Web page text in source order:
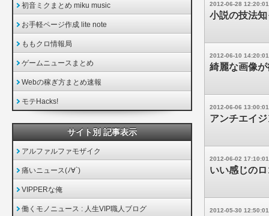
2012-06-28 12:20:01
小説の技法
2012-06-10 14:20:01
綺麗な画像
2012-06-06 13:00:01
アンチエイ
2012-06-02 17:10:01
いい感じの
2012-05-30 12:50:01
初音ミクまとめ miku music
お手軽ページ作成 lite note
ももクロ情報局
ゲームニュースまとめ
Webの稼ぎ方まとめ速報
モテHacks!
サイト別 記事表示
アルファルファモザイク
痛いニュース(ﾉ∀`)
VIPPERな俺
働くモノニュース : 人生VIP職人ブログ